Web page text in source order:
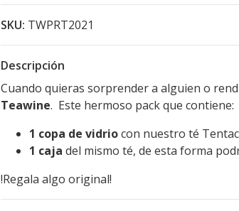
SKU: TWPRT2021
Descripción
Cuando quieras sorprender a alguien o
Teawine. Este hermoso pack que contiene:
1 copa de vidriocon nuestro té
1 caja del mismo té, de esta forma
!Regala algo original!